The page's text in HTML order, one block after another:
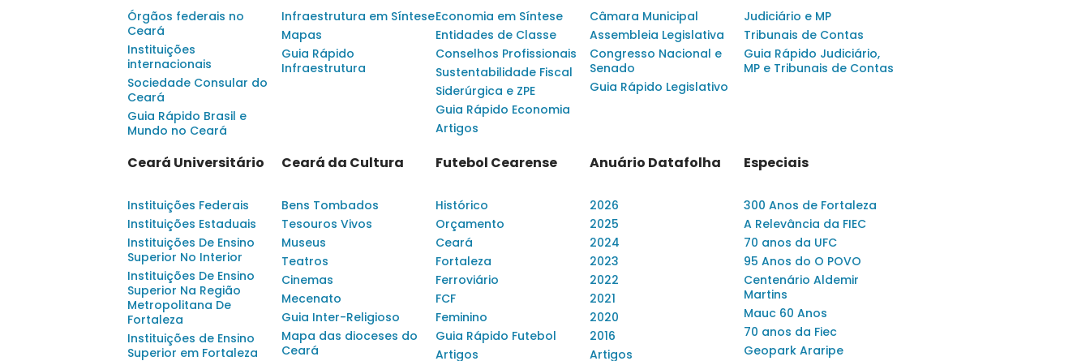
Órgãos federais no
Ceará
Instituições
internacionais
Sociedade Consular do
Ceará
Guia Rápido Brasil e
Mundo no Ceará
Infraestrutura em Síntese
Mapas
Guia Rápido
Infraestrutura
Economia em Síntese
Entidades de Classe
Conselhos Profissionais
Sustentabilidade Fiscal
Siderúrgica e ZPE
Guia Rápido Economia
Artigos
Câmara Municipal
Assembleia Legislativa
Congresso Nacional e
Senado
Guia Rápido Legislativo
Judiciário e MP
Tribunais de Contas
Guia Rápido Judiciário,
MP e Tribunais de Contas
Ceará Universitário
Instituições Federais
Instituições Estaduais
Instituições De Ensino
Superior No Interior
Instituições De Ensino
Superior Na Região
Metropolitana De
Fortaleza
Instituições de Ensino
Superior em Fortaleza
Ceará da Cultura
Bens Tombados
Tesouros Vivos
Museus
Teatros
Cinemas
Mecenato
Guia Inter-Religioso
Mapa das dioceses do
Ceará
Futebol Cearense
Histórico
Orçamento
Ceará
Fortaleza
Ferroviário
FCF
Feminino
Guia Rápido Futebol
Artigos
Anuário Datafolha
2026
2025
2024
2023
2022
2021
2020
2016
Artigos
Especiais
300 Anos de Fortaleza
A Relevância da FIEC
70 anos da UFC
95 Anos do O POVO
Centenário Aldemir
Martins
Mauc 60 Anos
70 anos da Fiec
Geopark Araripe